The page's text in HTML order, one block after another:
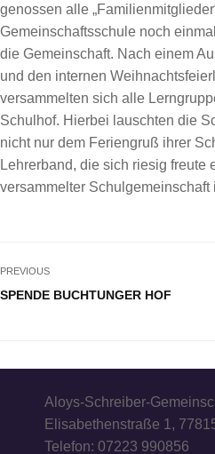
genossen alle
Gemeinschaftsschule noch
die Gemeinschaft. Nach einem
und den internen
versammelten sich alle
Schulhof. Hierbei lauschten die
nicht nur dem Feriengruß ihrer
Lehrerband, die sich riesig freute
versammelter Schulgemeinschaft
PREVIOUS
SPENDE BUCHTUNGER HOF
Aloys-Schreiber-
Elisabethenstraße 1,
Telefon: 07223 990856